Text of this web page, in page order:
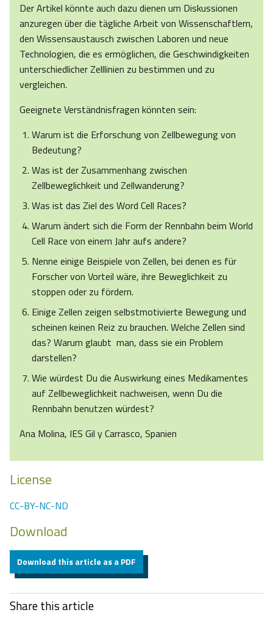
Der Artikel könnte auch dazu dienen um Diskussionen
anzuregen über die tägliche Arbeit von Wissenschaftlern,
den Wissensaustausch zwischen Laboren und neue
Technologien, die es ermöglichen, die Geschwindigkeiten
unterschiedlicher Zelllinien zu bestimmen und zu
vergleichen.
Geeignete Verständnisfragen könnten sein:
Warum ist die Erforschung von Zellbewegung von
Bedeutung?
Was ist der Zusammenhang zwischen
Zellbeweglichkeit und Zellwanderung?
Was ist das Ziel des Word Cell Races?
Warum ändert sich die Form der Rennbahn beim World
Cell Race von einem Jahr aufs andere?
Nenne einige Beispiele von Zellen, bei denen es für
Forscher von Vorteil wäre, ihre Beweglichkeit zu
stoppen oder zu fördern.
Einige Zellen zeigen selbstmotivierte Bewegung und
scheinen keinen Reiz zu brauchen. Welche Zellen sind
das? Warum glaubt man, dass sie ein Problem
darstellen?
Wie würdest Du die Auswirkung eines Medikamentes
auf Zellbeweglichkeit nachweisen, wenn Du die
Rennbahn benutzen würdest?
Ana Molina, IES Gil y Carrasco, Spanien
License
CC-BY-NC-ND
Download
Download this article as a PDF
Share this article